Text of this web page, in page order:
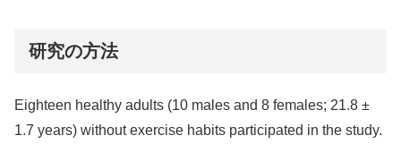
研究の方法
Eighteen healthy adults (10 males and 8 females; 21.8 ±
1.7 years) without exercise habits participated in the study.